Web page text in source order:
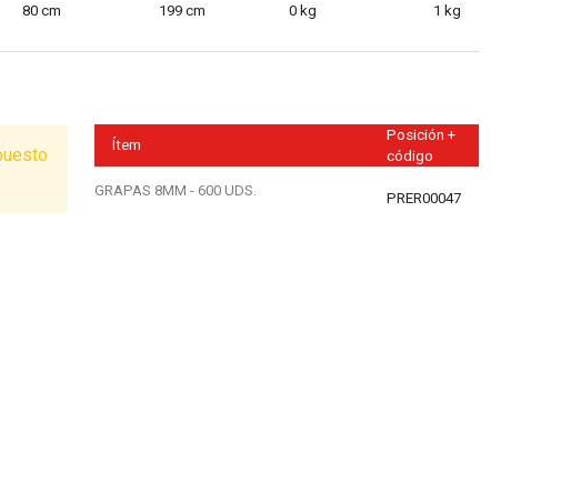
80 cm 199 cm 0 kg 1 kg
Ítem
Posición +
código
GRAPAS 8MM - 600 UDS. PRER00047